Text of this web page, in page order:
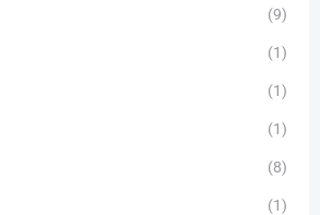
(9)
(1)
(1)
(1)
(8)
(1)